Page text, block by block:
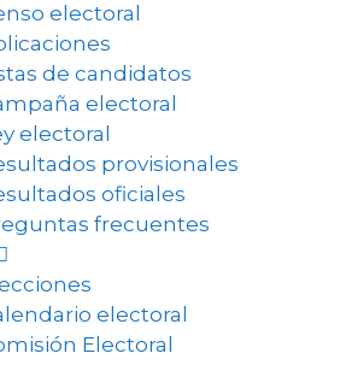
electoral
de candidatos
electoral
electoral
provisionales
oficiales
frecuentes
electoral
Electoral